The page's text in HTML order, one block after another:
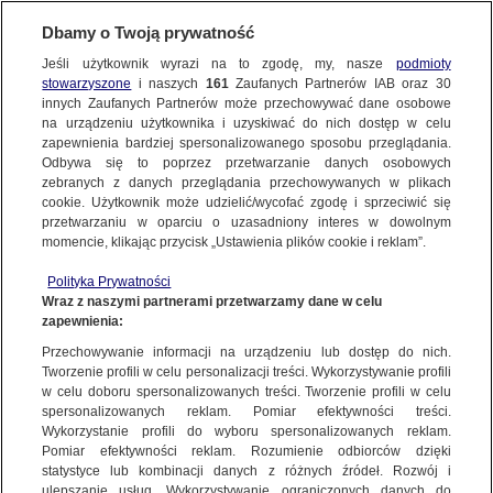
TVN24 | 80. ROCZNICA POWSTANIA W GETCIE WARSZAWSKIM
Krystyna Budnicka
NAJNOWSZE
FAKTY
TVN24 GO
POLSKA
ŚWIAT
miasta:
WARSZAWA
Dzień dobry!
Jedno konto do wszystkich usług
Dbamy o Twoją prywatność
Jeśli użytkownik wyrazi na to zgodę, my, nasze podmioty
stowarzyszone i naszych 161Zaufanych Partnerów IAB oraz 30
innych Zaufanych Partnerów może przechowywać dane osobowe
na urządzeniu użytkownika i uzyskiwać do nich dostęp w celu
zapewnienia bardziej spersonalizowanego sposobu przeglądania.
Odbywa się to poprzez przetwarzanie danych osobowych
zebranych z danych przeglądania przechowywanych w plikach
cookie. Użytkownik może udzielić/wycofać zgodę i sprzeciwić się
przetwarzaniu w oparciu o uzasadniony interes w dowolnym
momencie, klikając przycisk „Ustawienia plików cookie i reklam”.
Polityka Prywatności
Wraz z naszymi partnerami przetwarzamy dane w celu
zapewnienia:
Przechowywanie informacji na urządzeniu lub dostęp do nich.
Tworzenie profili w celu personalizacji treści. Wykorzystywanie profili
w celu doboru spersonalizowanych treści. Tworzenie profili w celu
spersonalizowanych reklam. Pomiar efektywności treści.
Wykorzystanie profili do wyboru spersonalizowanych reklam.
Pomiar efektywności reklam. Rozumienie odbiorców dzięki
statystyce lub kombinacji danych z różnych źródeł. Rozwój i